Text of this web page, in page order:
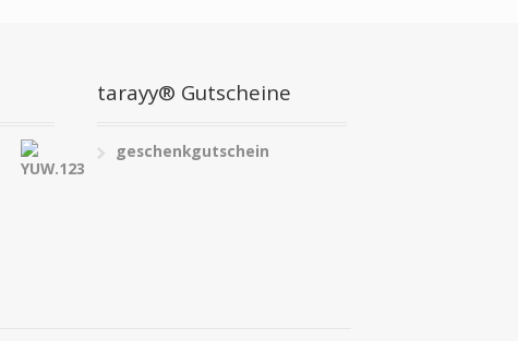
tarayy® Gutscheine
geschenkgutschein